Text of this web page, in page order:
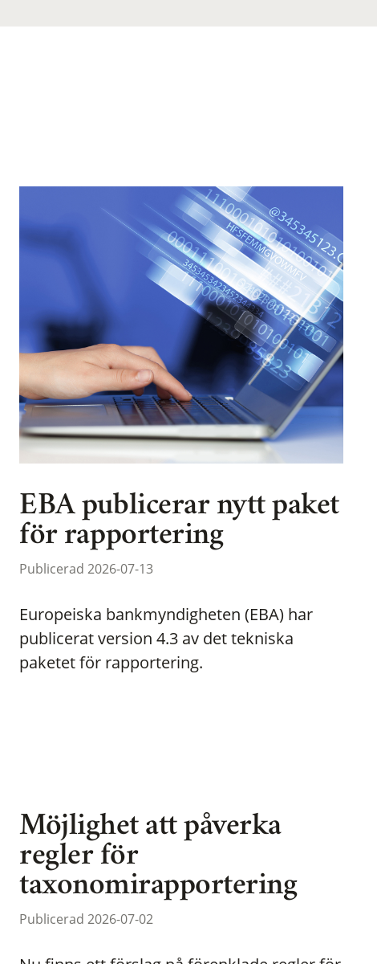
EBA publicerar nytt paket
för rapportering
Publicerad 2026-07-13
Europeiska bankmyndigheten (EBA) har
publicerat version 4.3 av det tekniska
paketet för rapportering.
Möjlighet att påverka
regler för
taxonomirapportering
Publicerad 2026-07-02